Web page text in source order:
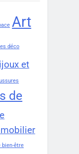
Art
déco
et
de
bien-être